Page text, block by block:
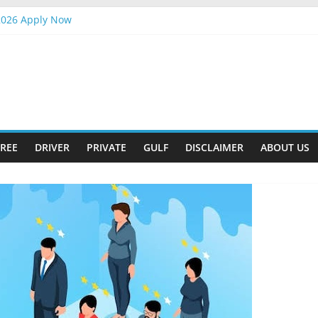
Apply Now
DRIVER PRIVATE GULF DISCLAIMER ABOUT US